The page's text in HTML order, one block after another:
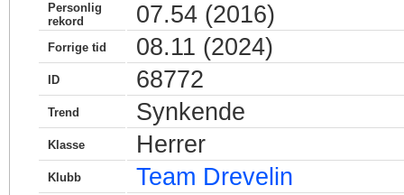
Personlig
rekord
07.54 (2016)
Forrige tid 08.11 (2024)
ID 68772
Trend Synkende
Klasse Herrer
Klubb Team Drevelin